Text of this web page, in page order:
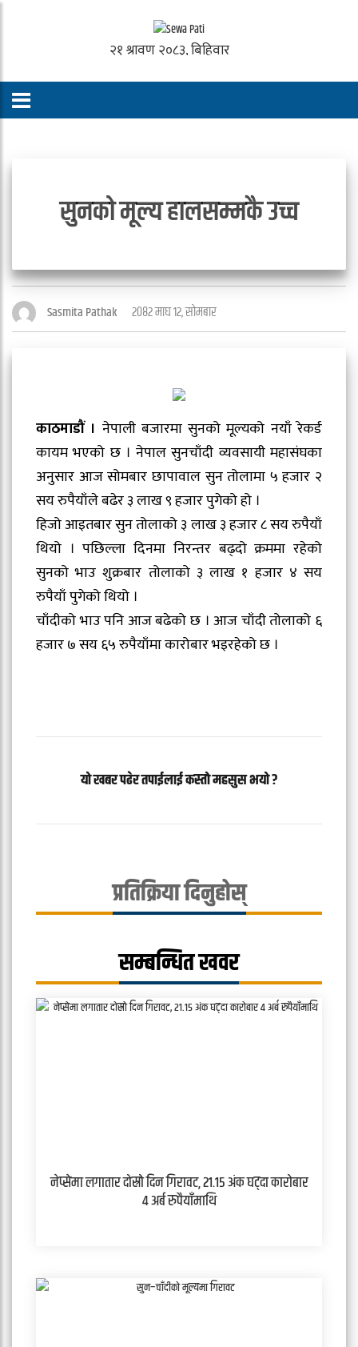
सुनको मूल्य हालसम्मकै उच्च
Sasmita Pathak २०८२ माघ १२, सोमबार
काठमाडौं । नेपाली बजारमा सुनको मूल्यको नयाँ रेकर्ड
कायम भएको छ । नेपाल सुनचाँदी व्यवसायी महासंघका
अनुसार आज सोमबार छापावाल सुन तोलामा ५ हजार २
सय रुपैयाँले बढेर ३ लाख ९ हजार पुगेको हो ।
हिजो आइतबार सुन तोलाको ३ लाख ३ हजार ८ सय रुपैयाँ
थियो । पछिल्ला दिनमा निरन्तर बढ्दो क्रममा रहेको
सुनको भाउ शुक्रबार तोलाको ३ लाख १ हजार ४ सय
रुपैयाँ पुगेको थियो ।
चाँदीको भाउ पनि आज बढेको छ । आज चाँदी तोलाको ६
हजार ७ सय ६५ रुपैयाँमा कारोबार भइरहेको छ ।
यो खबर पढेर तपाईलाई कस्तो महसुस भयो ?
प्रतिक्रिया दिनुहोस्
सम्बन्धित खवर
नेप्सेमा लगातार दोस्रो दिन गिरावट, २१.१५ अंक घट्दा कारोबार
४ अर्ब रुपैयाँमाथि